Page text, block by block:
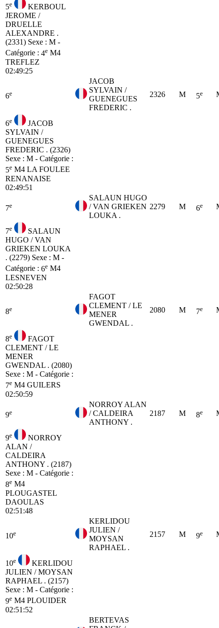
5e
KERBOUL
JEROME /
DRUELLE
ALEXANDRE .
(2331) Sexe : M -
Catégorie : 4e M4
TREFLEZ
02:49:25
6e
JACOB
SYLVAIN /
GUENEGUES
FREDERIC .
2326 M 5e
6e
JACOB
SYLVAIN /
GUENEGUES
FREDERIC . (2326)
Sexe : M - Catégorie :
5e M4 LA FOULEE
RENANAISE
02:49:51
7e
SALAUN HUGO
/ VAN GRIEKEN
LOUKA .
2279 M 6e
7e
SALAUN
HUGO / VAN
GRIEKEN LOUKA
. (2279) Sexe : M -
Catégorie : 6e M4
LESNEVEN
02:50:28
8e
FAGOT
CLEMENT / LE
MENER
GWENDAL .
2080 M 7e
8e
FAGOT
CLEMENT / LE
MENER
GWENDAL . (2080)
Sexe : M - Catégorie :
7e M4 GUILERS
02:50:59
9e
NORROY ALAN
/ CALDEIRA
ANTHONY .
2187 M 8e
9e
NORROY
ALAN /
CALDEIRA
ANTHONY . (2187)
Sexe : M - Catégorie :
8e M4
PLOUGASTEL
DAOULAS
02:51:48
10e
KERLIDOU
JULIEN /
MOYSAN
RAPHAEL .
2157 M 9e
10e
KERLIDOU
JULIEN / MOYSAN
RAPHAEL . (2157)
Sexe : M - Catégorie :
9e M4 PLOUIDER
02:51:52
BERTEVAS